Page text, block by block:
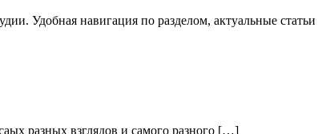
Удобная навигация по разделом, актуальные статьи
разных взглядов и самого разного […]